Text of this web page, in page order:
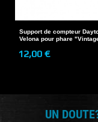
Support de compteur
Velona pour phare
12,00 €
UN